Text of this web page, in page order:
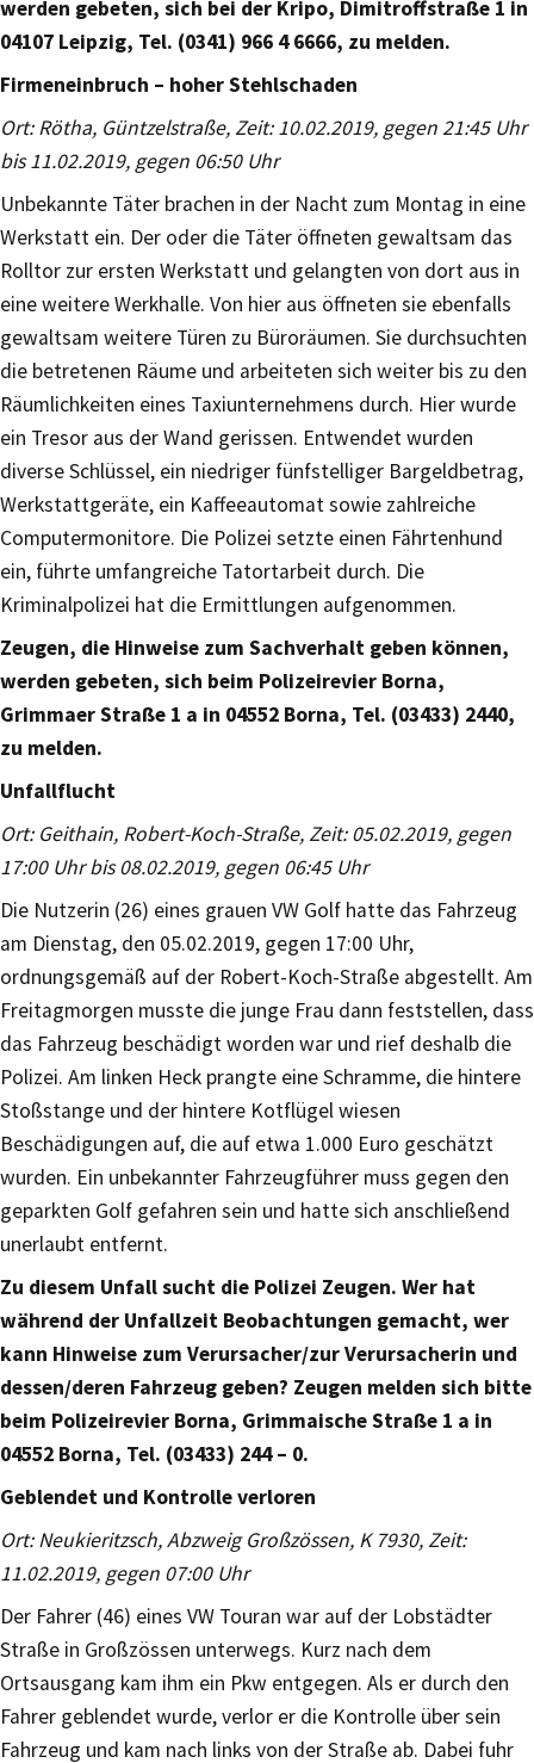
werden gebeten, sich bei der Kripo, Dimitroffstraße 1 in
04107 Leipzig, Tel. (0341) 966 4 6666, zu melden.
Firmeneinbruch – hoher Stehlschaden
Ort: Rötha, Güntzelstraße, Zeit: 10.02.2019, gegen 21:45 Uhr
bis 11.02.2019, gegen 06:50 Uhr
Unbekannte Täter brachen in der Nacht zum Montag in eine
Werkstatt ein. Der oder die Täter öffneten gewaltsam das
Rolltor zur ersten Werkstatt und gelangten von dort aus in
eine weitere Werkhalle. Von hier aus öffneten sie ebenfalls
gewaltsam weitere Türen zu Büroräumen. Sie durchsuchten
die betretenen Räume und arbeiteten sich weiter bis zu den
Räumlichkeiten eines Taxiunternehmens durch. Hier wurde
ein Tresor aus der Wand gerissen. Entwendet wurden
diverse Schlüssel, ein niedriger fünfstelliger Bargeldbetrag,
Werkstattgeräte, ein Kaffeeautomat sowie zahlreiche
Computermonitore. Die Polizei setzte einen Fährtenhund
ein, führte umfangreiche Tatortarbeit durch. Die
Kriminalpolizei hat die Ermittlungen aufgenommen.
Zeugen, die Hinweise zum Sachverhalt geben können,
werden gebeten, sich beim Polizeirevier Borna,
Grimmaer Straße 1 a in 04552 Borna, Tel. (03433) 2440,
zu melden.
Unfallflucht
Ort: Geithain, Robert-Koch-Straße, Zeit: 05.02.2019, gegen
17:00 Uhr bis 08.02.2019, gegen 06:45 Uhr
Die Nutzerin (26) eines grauen VW Golf hatte das Fahrzeug
am Dienstag, den 05.02.2019, gegen 17:00 Uhr,
ordnungsgemäß auf der Robert-Koch-Straße abgestellt. Am
Freitagmorgen musste die junge Frau dann feststellen, dass
das Fahrzeug beschädigt worden war und rief deshalb die
Polizei. Am linken Heck prangte eine Schramme, die hintere
Stoßstange und der hintere Kotflügel wiesen
Beschädigungen auf, die auf etwa 1.000 Euro geschätzt
wurden. Ein unbekannter Fahrzeugführer muss gegen den
geparkten Golf gefahren sein und hatte sich anschließend
unerlaubt entfernt.
Zu diesem Unfall sucht die Polizei Zeugen. Wer hat
während der Unfallzeit Beobachtungen gemacht, wer
kann Hinweise zum Verursacher/zur Verursacherin und
dessen/deren Fahrzeug geben? Zeugen melden sich bitte
beim Polizeirevier Borna, Grimmaische Straße 1 a in
04552 Borna, Tel. (03433) 244 – 0.
Geblendet und Kontrolle verloren
Ort: Neukieritzsch, Abzweig Großzössen, K 7930, Zeit:
11.02.2019, gegen 07:00 Uhr
Der Fahrer (46) eines VW Touran war auf der Lobstädter
Straße in Großzössen unterwegs. Kurz nach dem
Ortsausgang kam ihm ein Pkw entgegen. Als er durch den
Fahrer geblendet wurde, verlor er die Kontrolle über sein
Fahrzeug und kam nach links von der Straße ab. Dabei fuhr